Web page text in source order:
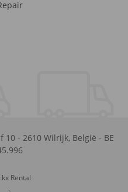
10 - 2610 Wilrijk, België - BE
Rental